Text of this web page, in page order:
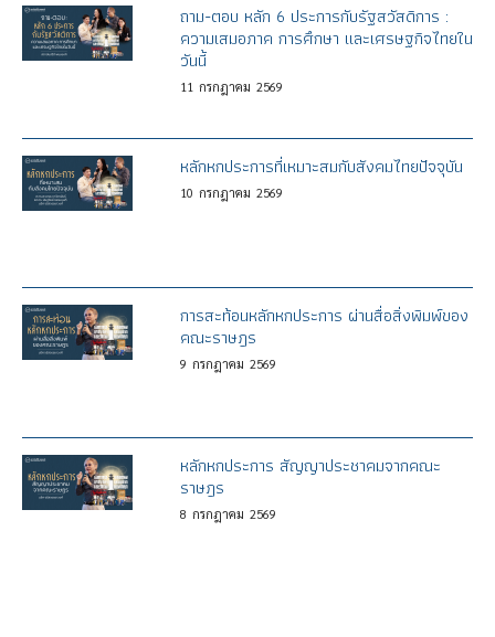
ถาม-ตอบ หลัก 6 ประการกับรัฐสวัสดิการ :
ความเสมอภาค การศึกษา และเศรษฐกิจไทยใน
วันนี้
11 กรกฎาคม 2569
หลักหกประการที่เหมาะสมกับสังคมไทยปัจจุบัน
10 กรกฎาคม 2569
การสะท้อนหลักหกประการ ผ่านสื่อสิ่งพิมพ์ของ
คณะราษฎร
9 กรกฎาคม 2569
หลักหกประการ สัญญาประชาคมจากคณะ
ราษฎร
8 กรกฎาคม 2569